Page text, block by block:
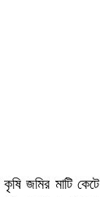
জমির মাটি কেটে